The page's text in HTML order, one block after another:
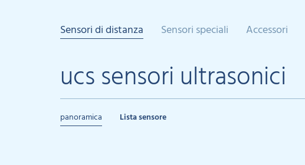
Sensori di distanza Sensori speciali Accessori
ucs sensori ultrasonici
panoramica Lista sensore